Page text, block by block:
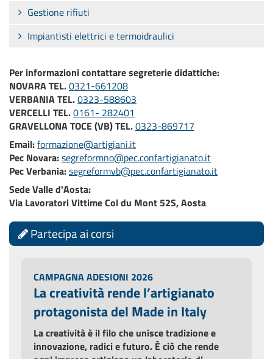
Gestione rifiuti
Impiantisti elettrici e termoidraulici
Per informazioni contattare segreterie didattiche:
NOVARA TEL.0321-661208
VERBANIA TEL.0323-588603
VERCELLI TEL.0161- 282401
GRAVELLONA TOCE (VB) TEL.0323-869717
Email:formazione@artigiani.it
Pec Novara:segreformno@pec.confartigianato.it
Pec Verbania:segreformvb@pec.confartigianato.it
Sede Valle d'Aosta:
Via Lavoratori Vittime Col du Mont 52S, Aosta
Partecipa ai corsi
CAMPAGNA ADESIONI 2026
La creatività rende l’artigianato
protagonista del Made in Italy
La creatività è il filo che unisce tradizione e
innovazione, radici e futuro. È ciò che rende